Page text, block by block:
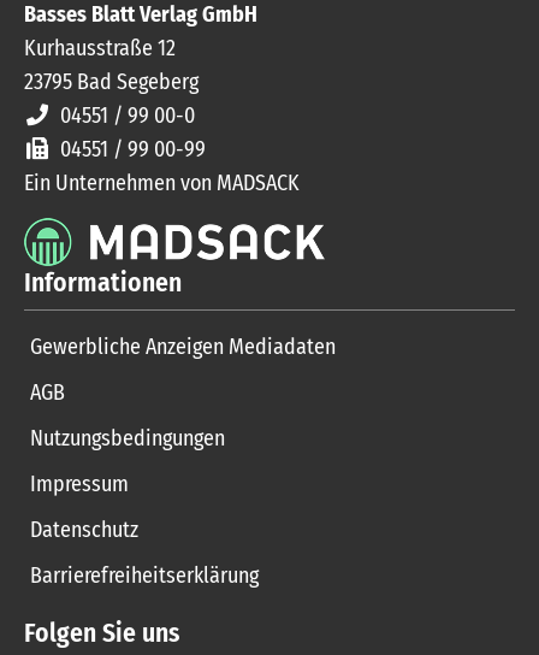
Basses Blatt Verlag GmbH
Kurhausstraße 12
23795 Bad Segeberg
04551 / 99 00-0
04551 / 99 00-99
Ein Unternehmen von MADSACK
Informationen
Gewerbliche Anzeigen Mediadaten
AGB
Nutzungsbedingungen
Impressum
Datenschutz
Barrierefreiheitserklärung
Folgen Sie uns